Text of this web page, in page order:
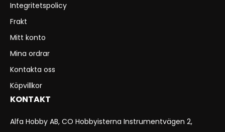
Integritetspolicy
Frakt
Mitt konto
Mina ordrar
Kontakta oss
Köpvillkor
KONTAKT
Alfa Hobby AB, CO Hobbyisterna Instrumentvägen 2,